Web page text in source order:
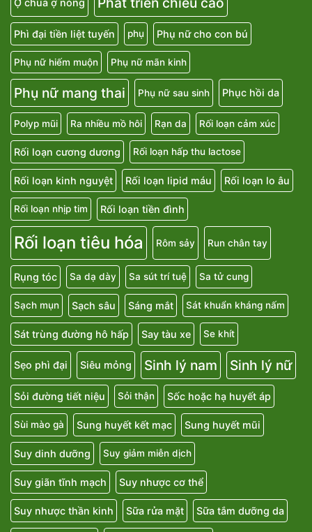
Ợ chua ợ nóng
Phì đại tiền liệt tuyến phụ Phụ nữ cho con bú
Phụ nữ hiếm muộn Phụ nữ mãn kinh
Phụ nữ mang thai Phụ nữ sau sinh Phục hồi da
Polyp mũi Ra nhiều mồ hôi Rạn da Rối loạn cảm xúc
Rối loạn cương dương Rối loạn hấp thu lactose
Rối loạn kinh nguyệt Rối loạn lipid máu Rối loạn lo âu
Rối loạn nhịp tim Rối loạn tiền đình
Rối loạn tiêu hóa Rôm sảy Run chân tay
Rụng tóc Sa dạ dày Sa sút trí tuệ Sa tử cung
Sạch mụn Sạch sâu Sáng mắt Sát khuẩn kháng nấm
Sát trùng đường hô hấp Say tàu xe Se khít
Sẹo phì đại Siêu mỏng Sinh lý nam Sinh lý nữ
Sỏi đường tiết niệu Sỏi thận Sốc hoặc hạ huyết áp
Sùi mào gà Sung huyết kết mạc Sung huyết mũi
Suy dinh dưỡng Suy giảm miễn dịch
Suy giãn tĩnh mạch Suy nhược cơ thể
Suy nhược thần kinh Sữa rửa mặt Sữa tắm dưỡng da